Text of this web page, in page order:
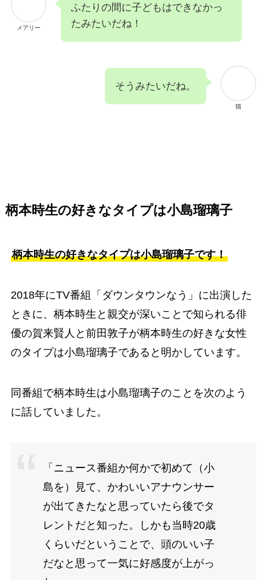
メアリー
ふたりの間に子どもはできなかっ
たみたいだね！
猫
そうみたいだね。
柄本時生の好きなタイプは小島瑠璃子
柄本時生の好きなタイプは小島瑠璃子です！
2018年にTV番組「ダウンタウンなう」に出演した
ときに、柄本時生と親交が深いことで知られる俳
優の賀来賢人と前田敦子が柄本時生の好きな女性
のタイプは小島瑠璃子であると明かしています。
同番組で柄本時生は小島瑠璃子のことを次のよう
に話していました。
「ニュース番組か何かで初めて（小
島を）見て、かわいいアナウンサー
が出てきたなと思っていたら後でタ
レントだと知った。しかも当時20歳
くらいだということで、頭のいい子
だなと思って一気に好感度が上がっ